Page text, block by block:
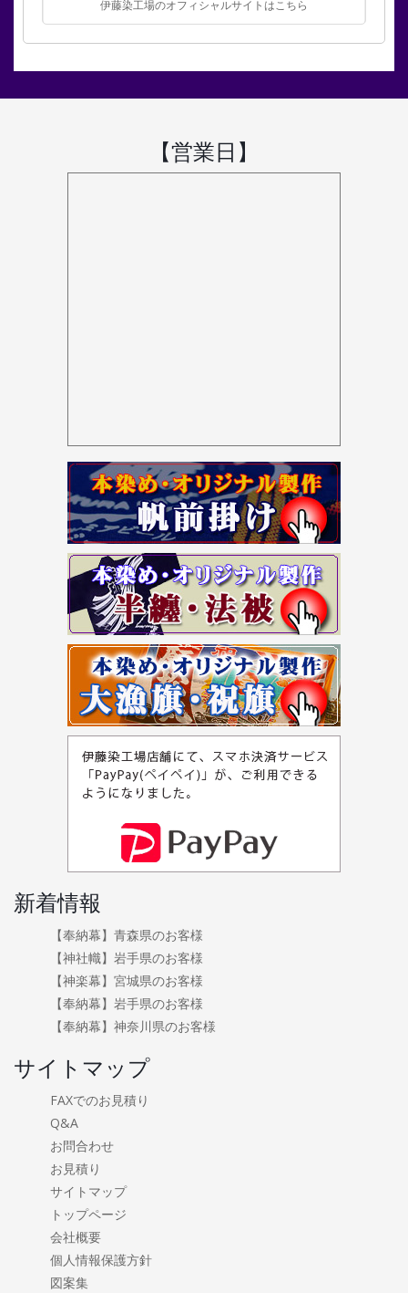
伊藤染工場のオフィシャルサイトはこちら
【営業日】
新着情報
【奉納幕】青森県のお客様
【神社幟】岩手県のお客様
【神楽幕】宮城県のお客様
【奉納幕】岩手県のお客様
【奉納幕】神奈川県のお客様
サイトマップ
FAXでのお見積り
Q&A
お問合わせ
お見積り
サイトマップ
トップページ
会社概要
個人情報保護方針
図案集